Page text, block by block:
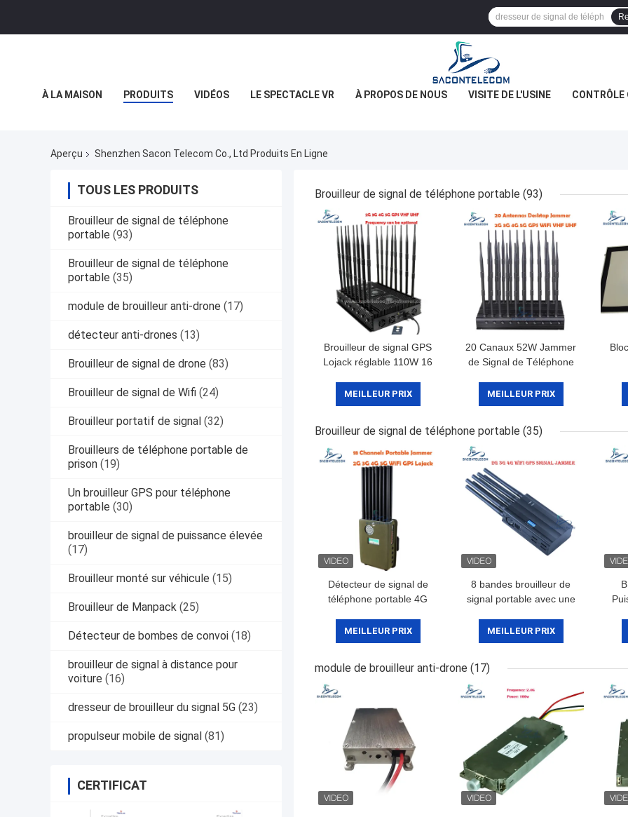
À LA MAISON PRODUITS VIDÉOS LE SPECTACLE VR À PROPOS DE NOUS VISITE DE L'USINE CONTRÔLE
Aperçu Shenzhen Sacon Telecom Co., Ltd Produits En Ligne
TOUS LES PRODUITS
Brouilleur de signal de téléphone
portable (93)
Brouilleur de signal de téléphone
portable (35)
module de brouilleur anti-drone (17)
détecteur anti-drones (13)
Brouilleur de signal de drone (83)
Brouilleur de signal de Wifi (24)
Brouilleur portatif de signal (32)
Brouilleurs de téléphone portable de
prison (19)
Un brouilleur GPS pour téléphone
portable (30)
brouilleur de signal de puissance élevée
(17)
Brouilleur monté sur véhicule (15)
Brouilleur de Manpack (25)
Détecteur de bombes de convoi (18)
brouilleur de signal à distance pour
voiture (16)
dresseur de brouilleur du signal 5G (23)
propulseur mobile de signal (81)
CERTIFICAT
Brouilleur de signal de téléphone portable (93)
Brouilleur de signal GPS
Lojack réglable 110W 16
intérieure sur bureau
MEILLEUR PRIX
20 Canaux 52W Jammer
de Signal de Téléphone
60m pour Zones
Sécurisées
MEILLEUR PRIX
Brouilleur de signal de téléphone portable (35)
Détecteur de signal de
téléphone portable 4G
MEILLEUR PRIX
8 bandes brouilleur de
signal portable avec une
charge de voiture pour le
blocage WiFi GPS 2G
MEILLEUR PRIX
module de brouilleur anti-drone (17)